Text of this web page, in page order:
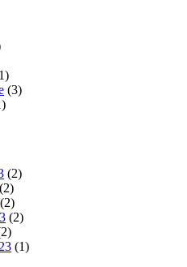
(3)
(2)
(2)
(2)
(2)
(1)